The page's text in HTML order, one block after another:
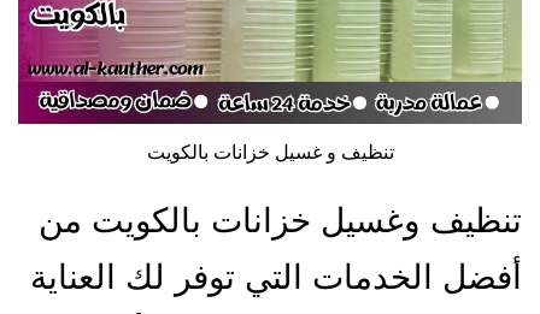
تنظيف و غسيل خزانات بالكويت
تنظيف وغسيل خزانات بالكويت من
أفضل الخدمات التي توفر لك العناية